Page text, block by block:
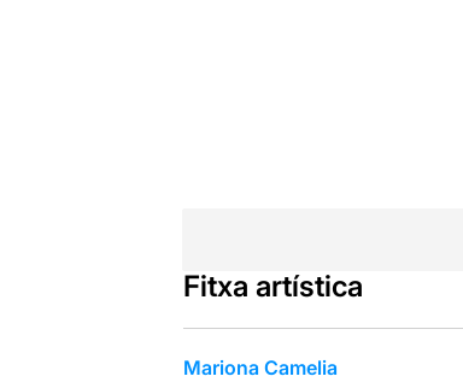
Fitxa artística
Mariona Camelia